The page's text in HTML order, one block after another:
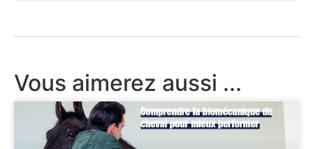
Vous aimerez aussi ...